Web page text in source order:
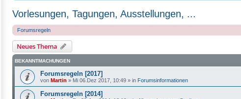
Vorlesungen, Tagungen, Ausstellungen, ...
Forumsregeln
Neues Thema
BEKANNTMACHUNGEN
Forumsregeln [2017]
von Martin » Mi 06.Dez 2017, 10:49 » in Forumsinformationen
Forumsregeln [2014]